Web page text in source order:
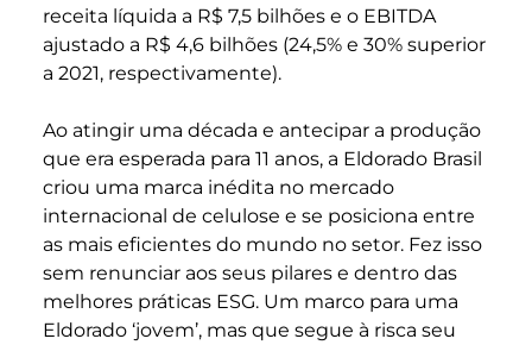
receita líquida a R$ 7,5 bilhões e o EBITDA
ajustado a R$ 4,6 bilhões (24,5% e 30% superior
a 2021, respectivamente).
Ao atingir uma década e antecipar a produção
que era esperada para 11 anos, a Eldorado Brasil
criou uma marca inédita no mercado
internacional de celulose e se posiciona entre
as mais eficientes do mundo no setor. Fez isso
sem renunciar aos seus pilares e dentro das
melhores práticas ESG. Um marco para uma
Eldorado ‘jovem’, mas que segue à risca seu